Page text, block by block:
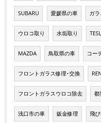
SUBARU 愛媛県の車 ガ
ウロコ取り 水垢取り
MAZDA 鳥取県の車 コー
フロントガラス修理･交換
フロントガラスウロコ除去 都
浅口市の車 鈑金修理 飛